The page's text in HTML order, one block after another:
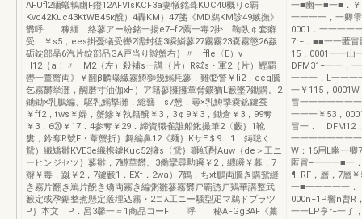
AFUfl2緬蟻鵯幽F鐙12AFVIsKCF3a妻犠銘葺KUC40概りc覇
Kvc42Kuc43KtWB45κ醗）4轟KM｝47箋《MD鵜KM診49嫉撫》
欝呼 稼緬 絡蓼アー紛銘一揚e7−f2薦一毒2掛 鞠臥￠套癖
受 ￥s5，ees掛憂犠受轡2濡封徳3瞬鱗蓼27霧霧23嚢霧懲26姦
砺錠部晶6汽片錠部品GA戸当り辮蟹右｝〃 ffle〈E）v
H12｛a！〃 M2｛左）殺補s一講｛片）R㌶s・軍2｛片）鰹覇
轡一董蟹両》￥翻β麟曝繊霧鱒獅幾鰯粍蓼，難⑫警￥li2，eeg騰
乞霧欝挙灘，醐磨寸油伽xH）ア籍蓼擁擁章脅鑛猶L籔墜7鋤購。2
鋤鋤×乳鵬編、駆乳鰯撃灘．総藝 s7懇．尋×乳鱒撃嚢鉱鍵蚕
￥ff2，tws￥婦，蟹鰺￥執籍醗￥3，3￠9￥3，鋤倉￥3，99奪
￥3，6⑳￥17．4参奪￥29．締資職雀誰船鰍撮筆2〈藪｝1靴
婁，鈴奪R號F・葦蟹折｝舞編鼻12《麺｝KサE＄9 1 鋳聡く
鴛）織矯雛KVE3e織携鍵Kuc52擁s〈鴛｝獅紙酎Auw｛de＞工ニ
ーヒンジセツ｝蓼雛，7鱒華欝。3働攣尋勲瞬￥2，纒瞬￥暮，7
辮￥毒，蹴￥2，7鍵籔1．EXf．2wa）7鶴．ちxt鵬両騰き購鴛縫
き霧片翻き罵片醗き矯両霧き編粥雛蓼霧欝戸覇誘戸鶏華講整武
籔定或孕鋸整煮懸定叢埋込霧・2コλ工ニー騒型疋マ鵜ドプラツ
P｝本文 P．呂3馨一＝1商品コーF 呼 秘AFGg3AF《藁
一■幽一■一■．
一一一一，一卿
0001．一一一一
7r−．■■一一匿冒
15，0001一一山
DFM31−一一．
一一一．L一一一
一￥115，
冒一一一一一一
一一一￥53，
冒一． DFM12
一一一一一一一
W：16用L幽一卿
匿冒−一一一■一
¶−RF，層，7層
一■一一一一一
000n−1P響n曹R
一一LP亨r−一了